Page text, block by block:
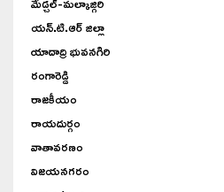
యన్.టి.ఆర్ జిల్లా
యాదాద్రి భువనగిరి
రంగారెడ్డి
రాజకీయం
రాయదుర్గం
వాతావరణం
విజయనగరం